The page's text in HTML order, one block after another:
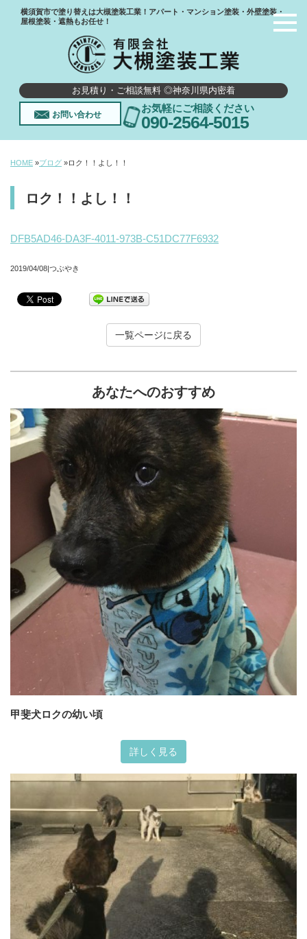
横須賀市で塗り替えは大槻塗装工業！アパート・マンション塗装・外壁塗装・
屋根塗装・遮熱もお任せ！
お見積り・ご相談無料 ◎神奈川県内密着
お問い合わせ
お気軽にご相談ください
090-2564-5015
HOME »ブログ »ロク！！よし！！
ロク！！よし！！
DFB5AD46-DA3F-4011-973B-C51DC77F6932
2019/04/08|つぶやき
一覧ページに戻る
あなたへのおすすめ
甲斐犬ロクの幼い頃
詳しく見る